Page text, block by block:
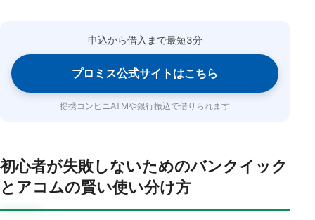
申込から借入まで最短3分
プロミス公式サイトはこちら
提携コンビニATMや銀行振込で借りられます
初心者が失敗しないためのバンクイック
とアコムの賢い使い分け方